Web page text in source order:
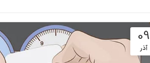
09
آذر